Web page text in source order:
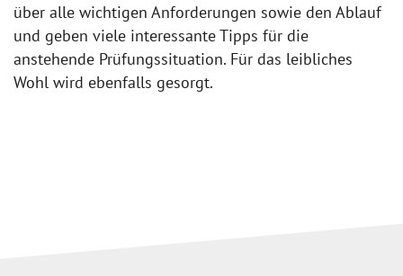
über alle wichtigen Anforderungen sowie den Ablauf
und geben viele interessante Tipps für die
anstehende Prüfungssituation. Für das leibliches
Wohl wird ebenfalls gesorgt.